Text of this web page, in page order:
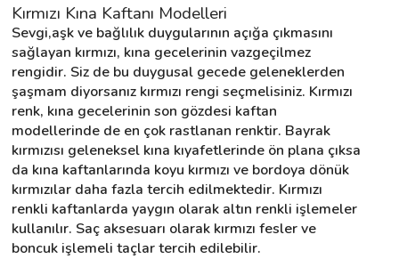
Kırmızı Kına Kaftanı Modelleri
Sevgi,aşk ve bağlılık duygularının açığa çıkmasını
sağlayan kırmızı, kına gecelerinin vazgeçilmez
rengidir. Siz de bu duygusal gecede geleneklerden
şaşmam diyorsanız kırmızı rengi seçmelisiniz. Kırmızı
renk, kına gecelerinin son gözdesi kaftan
modellerinde de en çok rastlanan renktir. Bayrak
kırmızısı geleneksel kına kıyafetlerinde ön plana çıksa
da kına kaftanlarında koyu kırmızı ve bordoya dönük
kırmızılar daha fazla tercih edilmektedir. Kırmızı
renkli kaftanlarda yaygın olarak altın renkli işlemeler
kullanılır. Saç aksesuarı olarak kırmızı fesler ve
boncuk işlemeli taçlar tercih edilebilir.